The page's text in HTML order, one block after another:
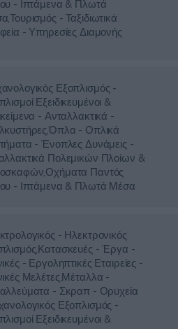
- Ιπτάμενα & Πλωτά
- Ταξιδιωτικά
- Υπηρεσίες Διαμονής
Εξοπλισμός -
Εξειδικευμένοι &
- Ανταλλακτικά -
- Οπλικά
- Ένοπλες Δυνάμεις -
Πολεμικών Πλοίων &
Παντός
- Ιπτάμενα & Πλωτά Μέσα
- Ηλεκτρονικός
- Έργα -
- Εργοληπτικές Εταιρείες -
Μελέτες,Μέταλλα -
- Σκραπ - Ορυχεία
Εξοπλισμός -
Εξειδικευμένοι &